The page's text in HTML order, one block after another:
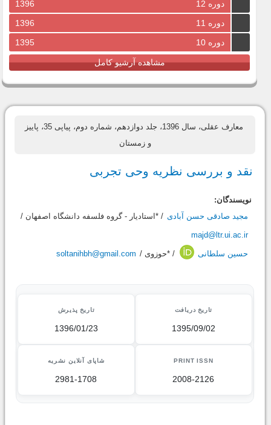
دوره 12
1396
دوره 11
1396
دوره 10
1395
مشاهده آرشیو کامل
معارف عقلی، سال 1396، جلد دوازدهم، شماره دوم، پیاپی 35، پاییز
و زمستان
نقد و بررسی نظریه وحی تجربی
نویسندگان:
مجید صادقی حسن آبادی / *استادیار - گروه فلسفه دانشگاه اصفهان /
majd@ltr.ui.ac.ir
حسین سلطانی / *حوزوی / soltanihbh@gmail.com
تاریخ دریافت
1395/09/02
تاریخ پذیرش
1396/01/23
PRINT ISSN
2008-2126
شاپای آنلاین نشریه
2981-1708